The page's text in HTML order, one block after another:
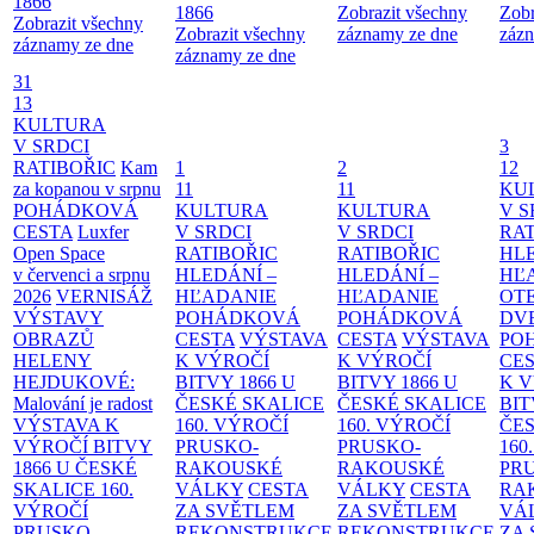
Zobrazit všechny
záznamy ze dne
1866
Zobrazit všechny
záznamy ze dne
Zobrazit všechny
záznamy ze dne
31
13
KULTURA
V SRDCI
RATIBOŘIC Kam
za kopanou v srpnu
POHÁDKOVÁ
CESTA Luxfer
Open Space
v červenci a srpnu
2026 VERNISÁŽ
VÝSTAVY
OBRAZŮ
HELENY
HEJDUKOVÉ:
Malování je radost
VÝSTAVA K
VÝROČÍ BITVY
1866 U ČESKÉ
SKALICE 160.
VÝROČÍ
1
11
KULTURA
V SRDCI
RATIBOŘIC
HLEDÁNÍ –
HĽADANIE
POHÁDKOVÁ
CESTA VÝSTAVA
K VÝROČÍ
BITVY 1866 U
ČESKÉ SKALICE
160. VÝROČÍ
PRUSKO-
RAKOUSKÉ
VÁLKY CESTA
ZA SVĚTLEM
2
11
KULTURA
V SRDCI
RATIBOŘIC
HLEDÁNÍ –
HĽADANIE
POHÁDKOVÁ
CESTA VÝSTAVA
K VÝROČÍ
BITVY 1866 U
ČESKÉ SKALICE
160. VÝROČÍ
PRUSKO-
RAKOUSKÉ
VÁLKY CESTA
ZA SVĚTLEM
3
12
V
K